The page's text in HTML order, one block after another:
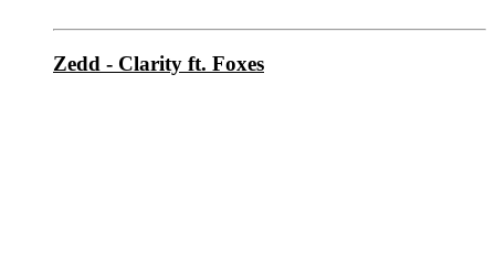
Zedd - Clarity ft. Foxes